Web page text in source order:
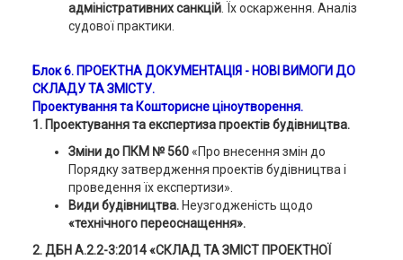
адміністративнихсанкцій. Їх оскарження. Аналіз
судової практики.
Блок 6. ПРОЕКТНА ДОКУМЕНТАЦІЯ - НОВІ ВИМОГИ ДО
СКЛАДУ ТА ЗМІСТУ.
Проектування та Кошторисне ціноутворення.
1. Проектування та експертиза проектів будівництва.
Зміни до ПКМ № 560«Про внесення змін до
Порядку затвердження проектів будівництва і
проведення їх експертизи».
Види будівництва. Неузгодженість щодо
«технічного переоснащення».
2. ДБН А.2.2-3:2014 «СКЛАД ТА ЗМІСТ ПРОЕКТНОЇ